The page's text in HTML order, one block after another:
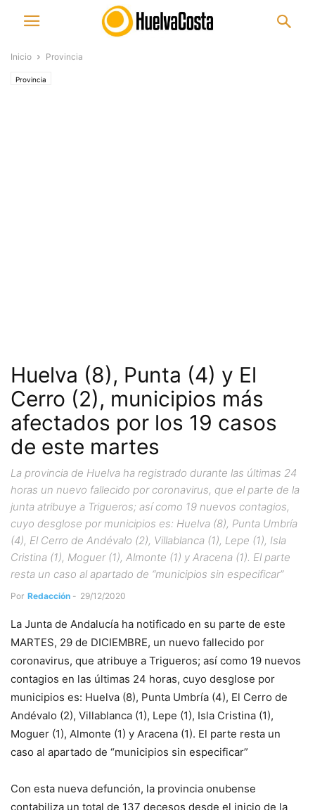
Inicio Provincia
Provincia
Huelva (8), Punta (4) y El
Cerro (2), municipios más
afectados por los 19 casos
de este martes
La provincia de Huelva ha registrado durante las últimas 24
horas un nuevo fallecido por coronavirus, que el parte de la
junta atribuye a Trigueros; así como 19 nuevos contagios,
cuyo desglose por municipios es: Huelva (8), Punta Umbría
(4), El Cerro de Andévalo (2), Villablanca (1), Lepe (1), Isla
Cristina (1), Moguer (1), Almonte (1) y Aracena (1). El parte
resta un caso al apartado de “municipios sin especificar”
Por Redacción - 29/12/2020
La Junta de Andalucía ha notificado en su parte de este
MARTES, 29 de DICIEMBRE, un nuevo fallecido por
coronavirus, que atribuye a Trigueros; así como 19 nuevos
contagios en las últimas 24 horas, cuyo desglose por
municipios es: Huelva (8), Punta Umbría (4), El Cerro de
Andévalo (2), Villablanca (1), Lepe (1), Isla Cristina (1),
Moguer (1), Almonte (1) y Aracena (1). El parte resta un
caso al apartado de “municipios sin especificar”
Con esta nueva defunción, la provincia onubense
contabiliza un total de 137 decesos desde el inicio de la